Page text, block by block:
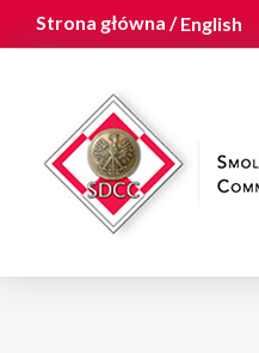
Strona główna /English